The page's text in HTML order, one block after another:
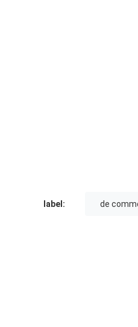
label: de